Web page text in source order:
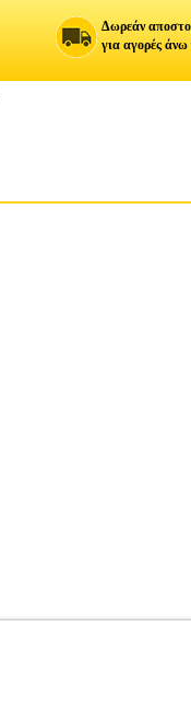
Δωρεάν
για αγορές